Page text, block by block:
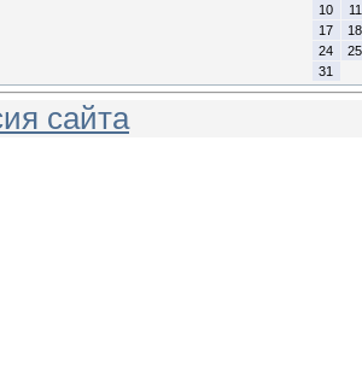
10
11
17
18
24
25
31
сайта